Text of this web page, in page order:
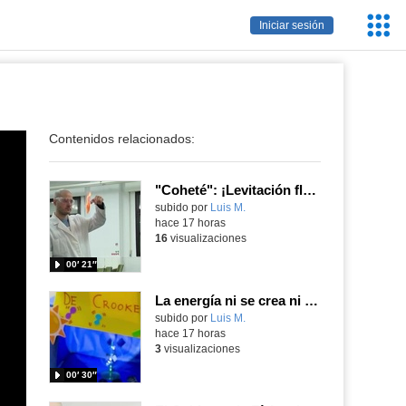
Iniciar sesión
Contenidos relacionados:
"Coheté": ¡Levitación flamígera!
Contenido educativo.
subido por Luis M.
00′ 21″
hace 17 horas
16visualizaciones
La energía ni se crea ni se destruye... ¡se experimenta! El Tierno en la Feria Madrid es Ciencia 2026
Contenido educativo.
subido por Luis M.
00′ 30″
hace 17 horas
3visualizaciones